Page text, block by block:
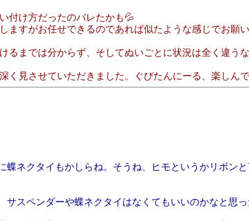
付け方だったのバレたかも💦
すがお任せできるのであれば似たような感じでお願
までは分からず、そしてぬいごとに状況は全く違う
く見させていただきました。ぐびたんにーる、楽しん
蝶ネクタイもかしらね。そうね、ヒモというかリボン
サスペンダーや蝶ネクタイはなくてもいいのかなと思